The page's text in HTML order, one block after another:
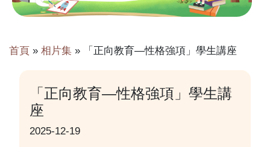
首頁 » 相片集 » 「正向教育—性格強項」學生講座
「正向教育—性格強項」學生講
座
2025-12-19